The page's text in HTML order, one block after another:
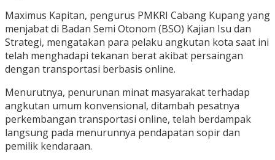
Maximus Kapitan, pengurus PMKRI Cabang Kupang yang
menjabat di Badan Semi Otonom (BSO) Kajian Isu dan
Strategi, mengatakan para pelaku angkutan kota saat ini
telah menghadapi tekanan berat akibat persaingan
dengan transportasi berbasis online.
Menurutnya, penurunan minat masyarakat terhadap
angkutan umum konvensional, ditambah pesatnya
perkembangan transportasi online, telah berdampak
langsung pada menurunnya pendapatan sopir dan
pemilik kendaraan.